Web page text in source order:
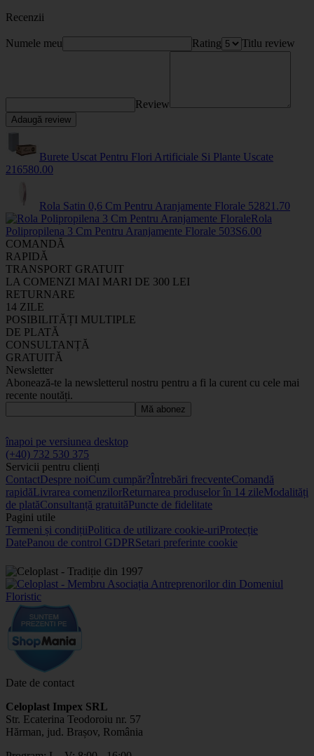
Recenzii
Numele meu Rating Titlu review
Review
Adaugă review
Burete Uscat Pentru Flori Artificiale Si Plante Uscate
216580.00
Rola Satin 0,6 Cm Pentru Aranjamente Florale 52821 .70
Rola
Polipropilena 3 Cm Pentru Aranjamente Florale 503S6.00
COMANDĂ
RAPIDĂ
TRANSPORT GRATUIT
LA COMENZI MAI MARI DE 300 LEI
RETURNARE
14 ZILE
POSIBILITĂȚI MULTIPLE
DE PLATĂ
CONSULTANȚĂ
GRATUITĂ
Newsletter
Abonează-te la newsletterul nostru pentru a fi la curent cu cele mai
recente noutăți.
Mă abonez
înapoi pe versiunea desktop
(+40) 732 530 375
Servicii pentru clienți
ContactDespre noiCum cumpăr?Întrebări frecventeComandă
rapidăLivrarea comenzilorReturnarea produselor în 14 zileModalități
de platăConsultanță gratuităPuncte de fidelitate
Pagini utile
Termeni și condițiiPolitica de utilizare cookie-uriProtecție
DatePanou de control GDPRSetari preferinte cookie
Date de contact
Celoplast Impex SRL
Str. Ecaterina Teodoroiu nr. 57
Hărman, jud. Brașov, România